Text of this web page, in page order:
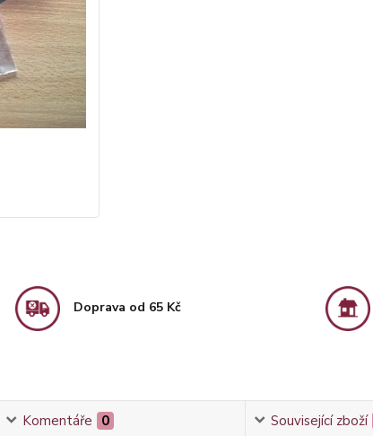
Doprava od 65 Kč
Komentáře 0 Související zboží